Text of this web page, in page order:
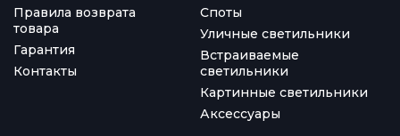
Правила возврата
товара
Гарантия
Контакты
Споты
Уличные светильники
Встраиваемые
светильники
Картинные светильники
Аксессуары